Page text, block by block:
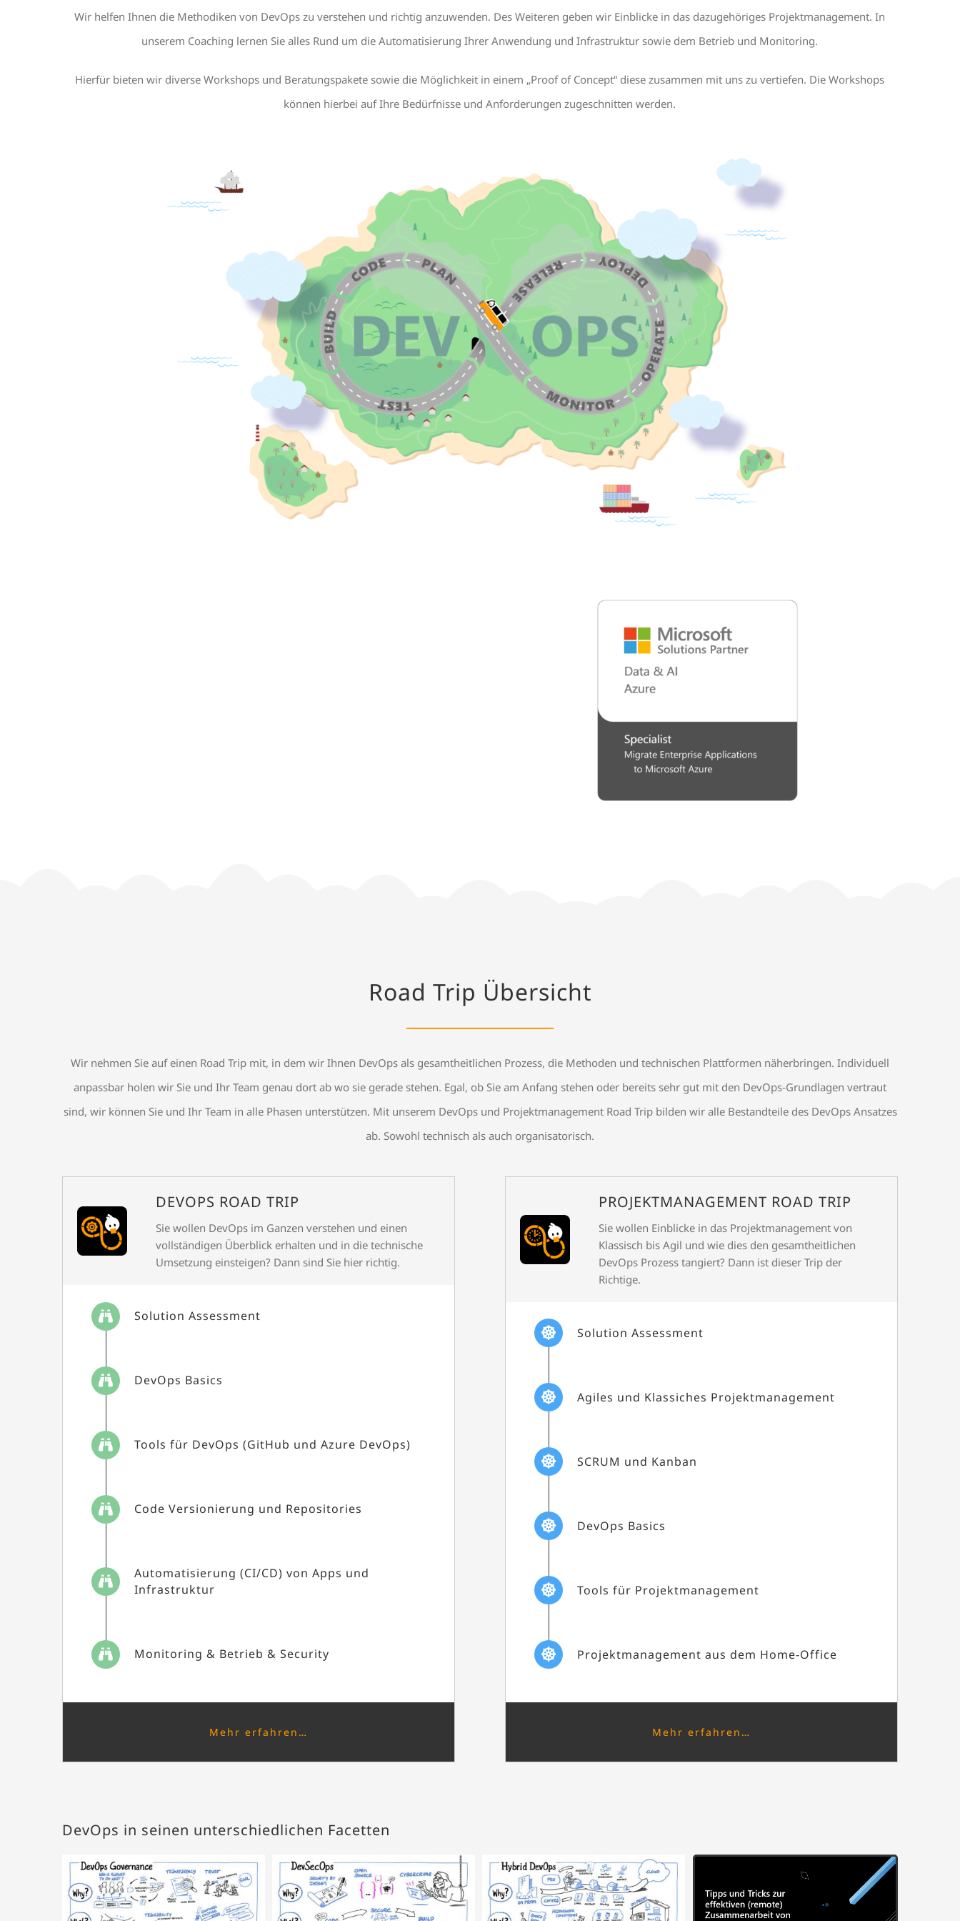
Wir helfen Ihnen die Methodiken von DevOps zu verstehen und richtig anzuwenden. Des Weiteren geben wir Einblicke in das dazugehöriges Projektmanagement. In
unserem Coaching lernen Sie alles Rund um die Automatisierung Ihrer Anwendung und Infrastruktur sowie dem Betrieb und Monitoring.
Hierfür bieten wir diverse Workshops und Beratungspakete sowie die Möglichkeit in einem „Proof of Concept“ diese zusammen mit uns zu vertiefen. Die Workshops
können hierbei auf Ihre Bedürfnisse und Anforderungen zugeschnitten werden.
Road Trip Übersicht
Wir nehmen Sie auf einen Road Trip mit, in dem wir Ihnen DevOps als gesamtheitlichen Prozess, die Methoden und technischen Plattformen näherbringen. Individuell
anpassbar holen wir Sie und Ihr Team genau dort ab wo sie gerade stehen. Egal, ob Sie am Anfang stehen oder bereits sehr gut mit den DevOps-Grundlagen vertraut
sind, wir können Sie und Ihr Team in alle Phasen unterstützen. Mit unserem DevOps und Projektmanagement Road Trip bilden wir alle Bestandteile des DevOps Ansatzes
ab. Sowohl technisch als auch organisatorisch.
DEVOPS ROAD TRIP
Sie wollen DevOps im Ganzen verstehen und einen
vollständigen Überblick erhalten und in die technische
Umsetzung einsteigen? Dann sind Sie hier richtig.
Solution Assessment
DevOps Basics
Tools für DevOps (GitHub und Azure DevOps)
Code Versionierung und Repositories
Automatisierung (CI/CD) von Apps und
Infrastruktur
Monitoring & Betrieb & Security
Mehr erfahren…
PROJEKTMANAGEMENT ROAD TRIP
Sie wollen Einblicke in das Projektmanagement von
Klassisch bis Agil und wie dies den gesamtheitlichen
DevOps Prozess tangiert? Dann ist dieser Trip der
Richtige.
Solution Assessment
Agiles und Klassiches Projektmanagement
SCRUM und Kanban
DevOps Basics
Tools für Projektmanagement
Projektmanagement aus dem Home-Office
Mehr erfahren…
DevOps in seinen unterschiedlichen Facetten